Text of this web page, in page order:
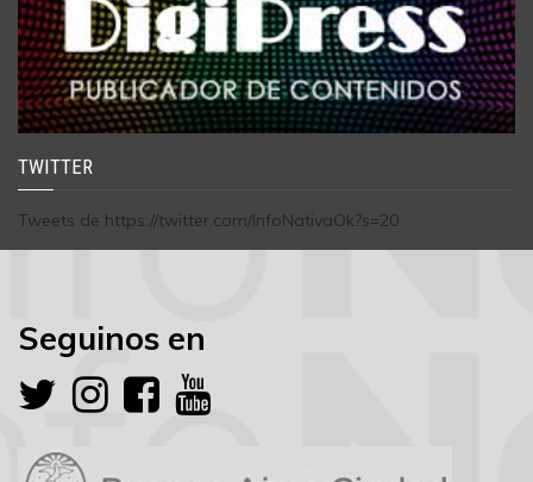
TWITTER
Tweets de https://twitter.com/InfoNativaOk?s=20
Seguinos en